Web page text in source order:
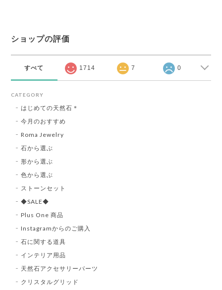
ショップの評価
すべて 1714 7 0
CATEGORY
はじめての天然石＊
今月のおすすめ
Roma Jewelry
石から選ぶ
形から選ぶ
色から選ぶ
ストーンセット
◆SALE◆
Plus One 商品
Instagramからのご購入
石に関する道具
インテリア用品
天然石アクセサリーパーツ
クリスタルグリッド